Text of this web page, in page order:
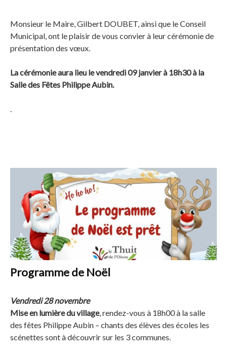
Monsieur le Maire, Gilbert DOUBET, ainsi que le Conseil
Municipal, ont le plaisir de vous convier à leur cérémonie de
présentation des vœux.
La cérémonie aura lieu le vendredi 09 janvier à 18h30 à la
Salle des Fêtes Philippe Aubin.
.
Programme de Noël
Vendredi 28 novembre
Mise en lumière du village, rendez-vous à 18h00 à la salle
des fêtes Philippe Aubin – chants des élèves des écoles les
scénettes sont à découvrir sur les 3 communes.